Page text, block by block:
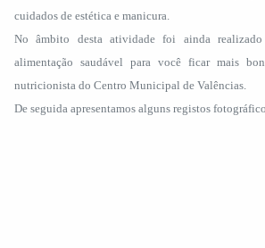
cuidados de estética e manicura.
No âmbito desta atividade foi ainda
alimentação saudável para você ficar mais
nutricionista do Centro Municipal de Valências.
De seguida apresentamos alguns registos